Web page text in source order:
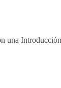
una